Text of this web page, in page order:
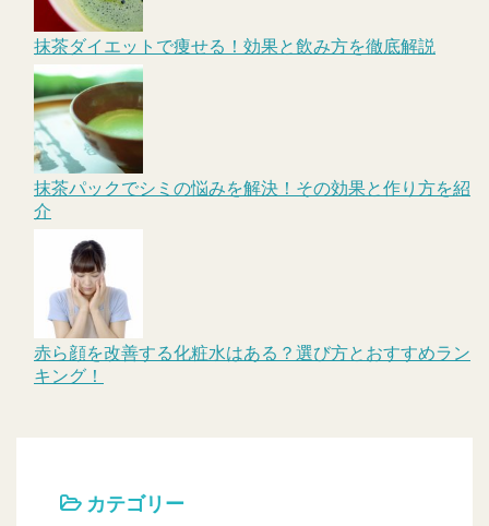
抹茶ダイエットで痩せる！効果と飲み方を徹底解説
抹茶パックでシミの悩みを解決！その効果と作り方を紹
介
赤ら顔を改善する化粧水はある？選び方とおすすめラン
キング！
カテゴリー